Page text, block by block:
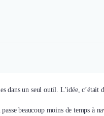
dans un seul outil. L’idée, c’était
beaucoup moins de temps à